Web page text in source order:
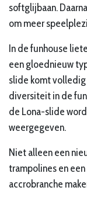
softglijbaan.
om meer
In de funhouse
een gloednieuw
slide komt
diversiteit in de
de Lona-slide
weergegeven.
Niet alleen een
trampolines en
accrobranche